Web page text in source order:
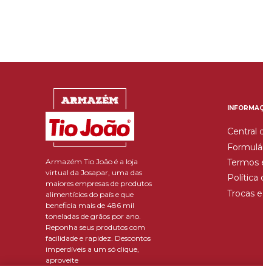
Armazém Tio João é a loja
virtual da Josapar, uma das
maiores empresas de produtos
alimentícios do país e que
beneficia mais de 486 mil
toneladas de grãos por ano.
Reponha seus produtos com
facilidade e rapidez. Descontos
imperdíveis a um só clique,
aproveite
Central
Termos
Política
Trocas